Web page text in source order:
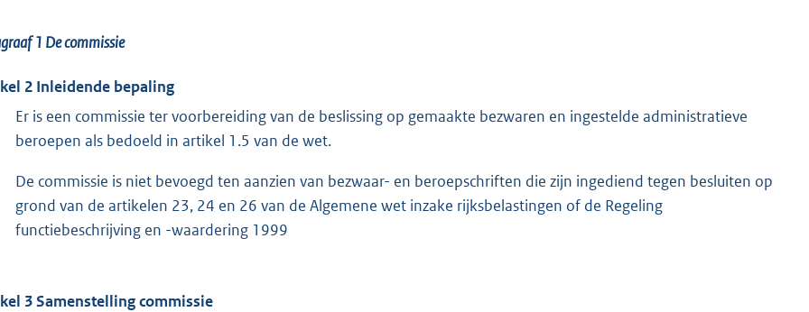
1 De commissie
2 Inleidende bepaling
Er is een commissie ter voorbereiding van de beslissing op gemaakte bezwaren en ingestelde administratieve
beroepen als bedoeld in artikel 1.5 van de wet.
De commissie is niet bevoegd ten aanzien van bezwaar- en beroepschriften die zijn ingediend tegen besluiten op
grond van de artikelen 23, 24 en 26 van de Algemene wet inzake rijksbelastingen of de Regeling
functiebeschrijving en -waardering 1999
3 Samenstelling commissie